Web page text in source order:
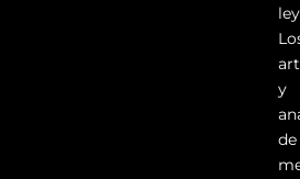
y
de